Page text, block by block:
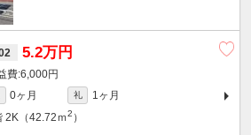
5.2万円
6,000円
0ヶ月 礼
1ヶ月
2K（42.72ｍ2 ）